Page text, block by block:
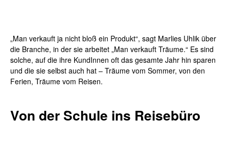
„Man verkauft ja nicht bloß ein Produkt“, sagt Marlies Uhlik über
die Branche, in der sie arbeitet „Man verkauft Träume.“ Es sind
solche, auf die ihre KundInnen oft das gesamte Jahr hin sparen
und die sie selbst auch hat – Träume vom Sommer, von den
Ferien, Träume vom Reisen.
Von der Schule ins Reisebüro